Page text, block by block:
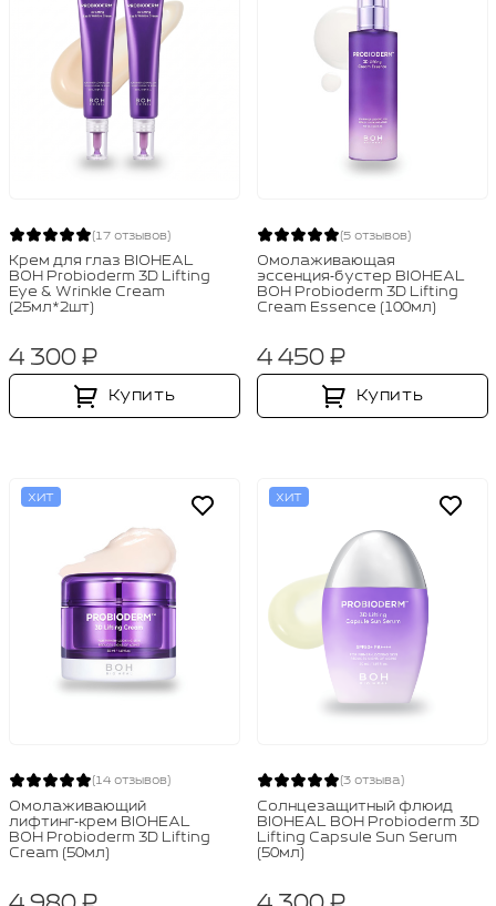
(17 отзывов)
Крем для глаз BIOHEAL
BOH Probioderm 3D Lifting
Eye & Wrinkle Cream
(25мл*2шт)
4 300 ₽
Купить
(5 отзывов)
Омолаживающая
эссенция‑бустер BIOHEAL
BOH Probioderm 3D Lifting
Cream Essence (100мл)
4 450 ₽
Купить
ХИТ
(14 отзывов)
Омолаживающий
лифтинг‑крем BIOHEAL
BOH Probioderm 3D Lifting
Cream (50мл)
ХИТ
(3 отзыва)
Солнцезащитный флюид
BIOHEAL BOH Probioderm 3D
Lifting Capsule Sun Serum
(50мл)